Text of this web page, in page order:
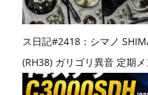
ス日記#2418：シマノ
(RH38) ガリゴリ異音 定期